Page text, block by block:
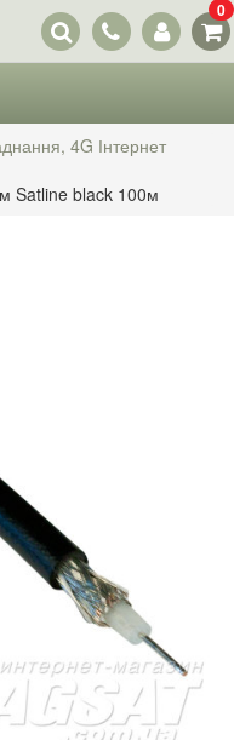
Наші
контакти
0
4G Інтернет
Satline black 100м